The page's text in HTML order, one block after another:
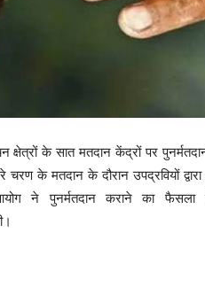
क्षेत्रों के सात मतदान केंद्रों पर
के मतदान के दौरान उपद्रवियों
ने पुनर्मतदान कराने का फैसला